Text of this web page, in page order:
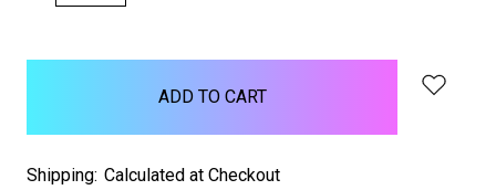
QUANTITY:
Shipping: Calculated at Checkout